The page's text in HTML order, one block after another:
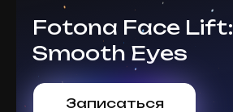
Fotona Face Lift:
Smooth Eyes
Записаться